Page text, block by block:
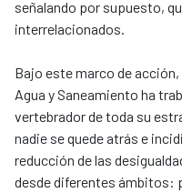
señalando por supuesto,
interrelacionados.
Bajo este marco de
Agua y Saneamiento ha
vertebrador de toda su
nadie se quede atrás e
reducción de las
desde diferentes ámbitos: